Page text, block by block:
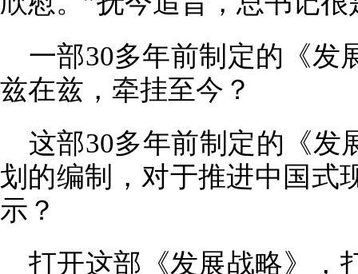
一部30多年前制定的《发
兹在兹，牵挂至今？
这部30多年前制定的《发
划的编制，对于推进中国式
示？
打开这部《发展战略》，